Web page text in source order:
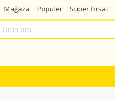
Mağaza Populer Süper Fırsat